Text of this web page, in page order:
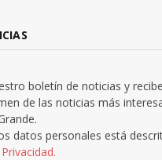
boletín de noticias y
de las noticias más
datos personales está